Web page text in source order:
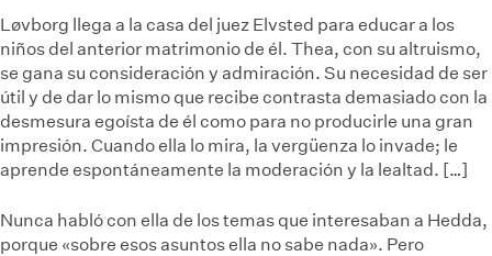
Løvborg llega a la casa del juez Elvsted para educar a los
niños del anterior matrimonio de él. Thea, con su altruismo,
se gana su consideración y admiración. Su necesidad de ser
útil y de dar lo mismo que recibe contrasta demasiado con la
desmesura egoísta de él como para no producirle una gran
impresión. Cuando ella lo mira, la vergüenza lo invade; le
aprende espontáneamente la moderación y la lealtad. […]
Nunca habló con ella de los temas que interesaban a Hedda,
porque «sobre esos asuntos ella no sabe nada». Pero